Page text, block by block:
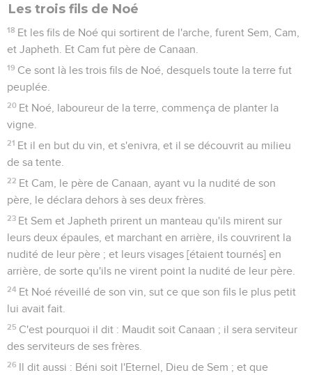
Les trois fils de Noé
18 Et les fils de Noé qui sortirent de l'arche, furent Sem, Cam,
et Japheth. Et Cam fut père de Canaan.
19 Ce sont là les trois fils de Noé, desquels toute la terre fut
peuplée.
20 Et Noé, laboureur de la terre, commença de planter la
vigne.
21 Et il en but du vin, et s'enivra, et il se découvrit au milieu
de sa tente.
22 Et Cam, le père de Canaan, ayant vu la nudité de son
père, le déclara dehors à ses deux frères.
23 Et Sem et Japheth prirent un manteau qu'ils mirent sur
leurs deux épaules, et marchant en arrière, ils couvrirent la
nudité de leur père ; et leurs visages [étaient tournés] en
arrière, de sorte qu'ils ne virent point la nudité de leur père.
24 Et Noé réveillé de son vin, sut ce que son fils le plus petit
lui avait fait.
25 C'est pourquoi il dit : Maudit soit Canaan ; il sera serviteur
des serviteurs de ses frères.
26 Il dit aussi : Béni soit l'Eternel, Dieu de Sem ; et que